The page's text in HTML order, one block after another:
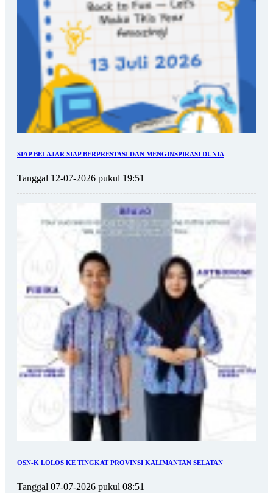
SIAP BELAJAR SIAP BERPRESTASI DAN MENGINSPIRASI DUNIA
Tanggal 12-07-2026 pukul 19:51
OSN-K LOLOS KE TINGKAT PROVINSI KALIMANTAN SELATAN
Tanggal 07-07-2026 pukul 08:51